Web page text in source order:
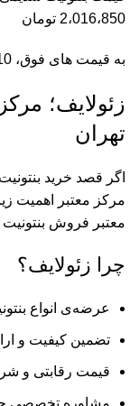
2،016،850 تومان
به قیمت های فوق، 10 درصد ارزش افزوده اضافه خواهد شد.
زئولایف؛
تهران
اگر قصد خرید
مرکز معتبر اهمیت
معتبر فروش
چرا زئولایف؟
عرضه‌ی انواع
تضمین کیفیت و
قیمت رقابتی و
مشاوره تخصصی